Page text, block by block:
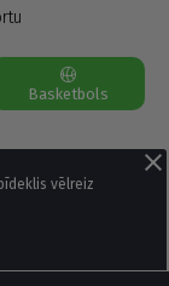
vēlreiz
Basketbols